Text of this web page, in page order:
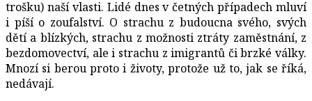
trošku) naší vlasti. Lidé dnes v četných případech mluví
i píší o zoufalství. O strachu z budoucna svého, svých
dětí a blízkých, strachu z možnosti ztráty zaměstnání, z
bezdomovectví, ale i strachu z imigrantů či brzké války.
Mnozí si berou proto i životy, protože už to, jak se říká,
nedávají.